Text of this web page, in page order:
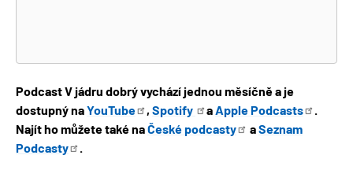
Podcast V jádru dobrý vychází jednou měsíčně a je
dostupný naYouTube , Spotify aApplePodcasts
.
Najít ho můžete také naČesképodcasty aSeznam
Podcasty
.